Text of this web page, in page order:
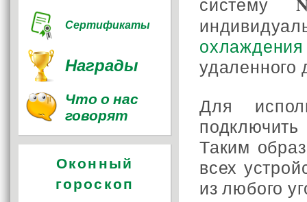
удаленного
Для
Таким
всех
из любого
Сертификаты
Награды
Что о нас
говорят
Оконный
гороскоп